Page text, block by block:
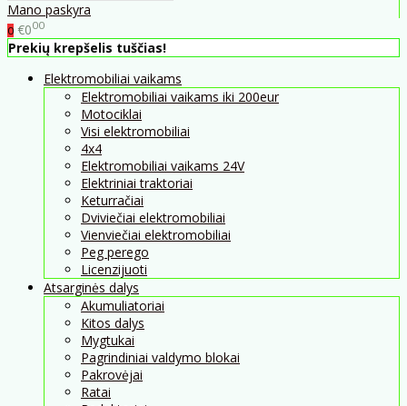
Mano paskyra
0 €000
Prekių krepšelis tuščias!
Elektromobiliai vaikams
Elektromobiliai vaikams iki 200eur
Motociklai
Visi elektromobiliai
4x4
Elektromobiliai vaikams 24V
Elektriniai traktoriai
Keturračiai
Dviviečiai elektromobiliai
Vienviečiai elektromobiliai
Peg perego
Licenzijuoti
Atsarginės dalys
Akumuliatoriai
Kitos dalys
Mygtukai
Pagrindiniai valdymo blokai
Pakrovėjai
Ratai